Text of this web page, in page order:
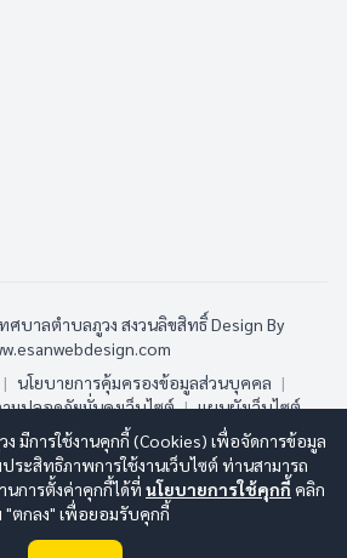
ศบาลตำบลภูวง สงวนลิขสิทธิ์Design By
| นโยบายการคุ้มครองข้อมูลส่วนบุคคล |
มปลอดภัยมั่นคงเว็บไซต์ | แผนผังเว็บไซต์
ทั้งหมด:191 (ดูสถิติทั้งหมด)
มีการใช้งานคุกกี้ (Cookies) เพื่อจัดการข้อมูล
ะสิทธิภาพการใช้งานเว็บไซต์ ท่านสามารถ
นการตั้งค่าคุกกี้ได้ที่ นโยบายการใช้คุกกี้ คลิก
"ตกลง" เพื่อยอมรับคุกกี้